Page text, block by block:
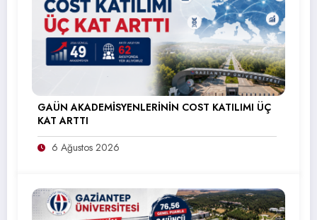
GAÜN AKADEMİSYENLERİNİN COST KATILIMI ÜÇ
KAT ARTTI
6 Ağustos 2026